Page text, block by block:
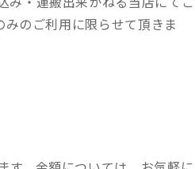
のご利用に限らせて頂きま